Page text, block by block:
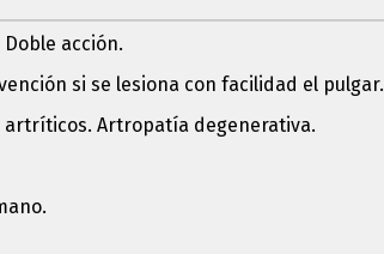
acción.
si se lesiona con facilidad el pulgar.
artríticos. Artropatía degenerativa.